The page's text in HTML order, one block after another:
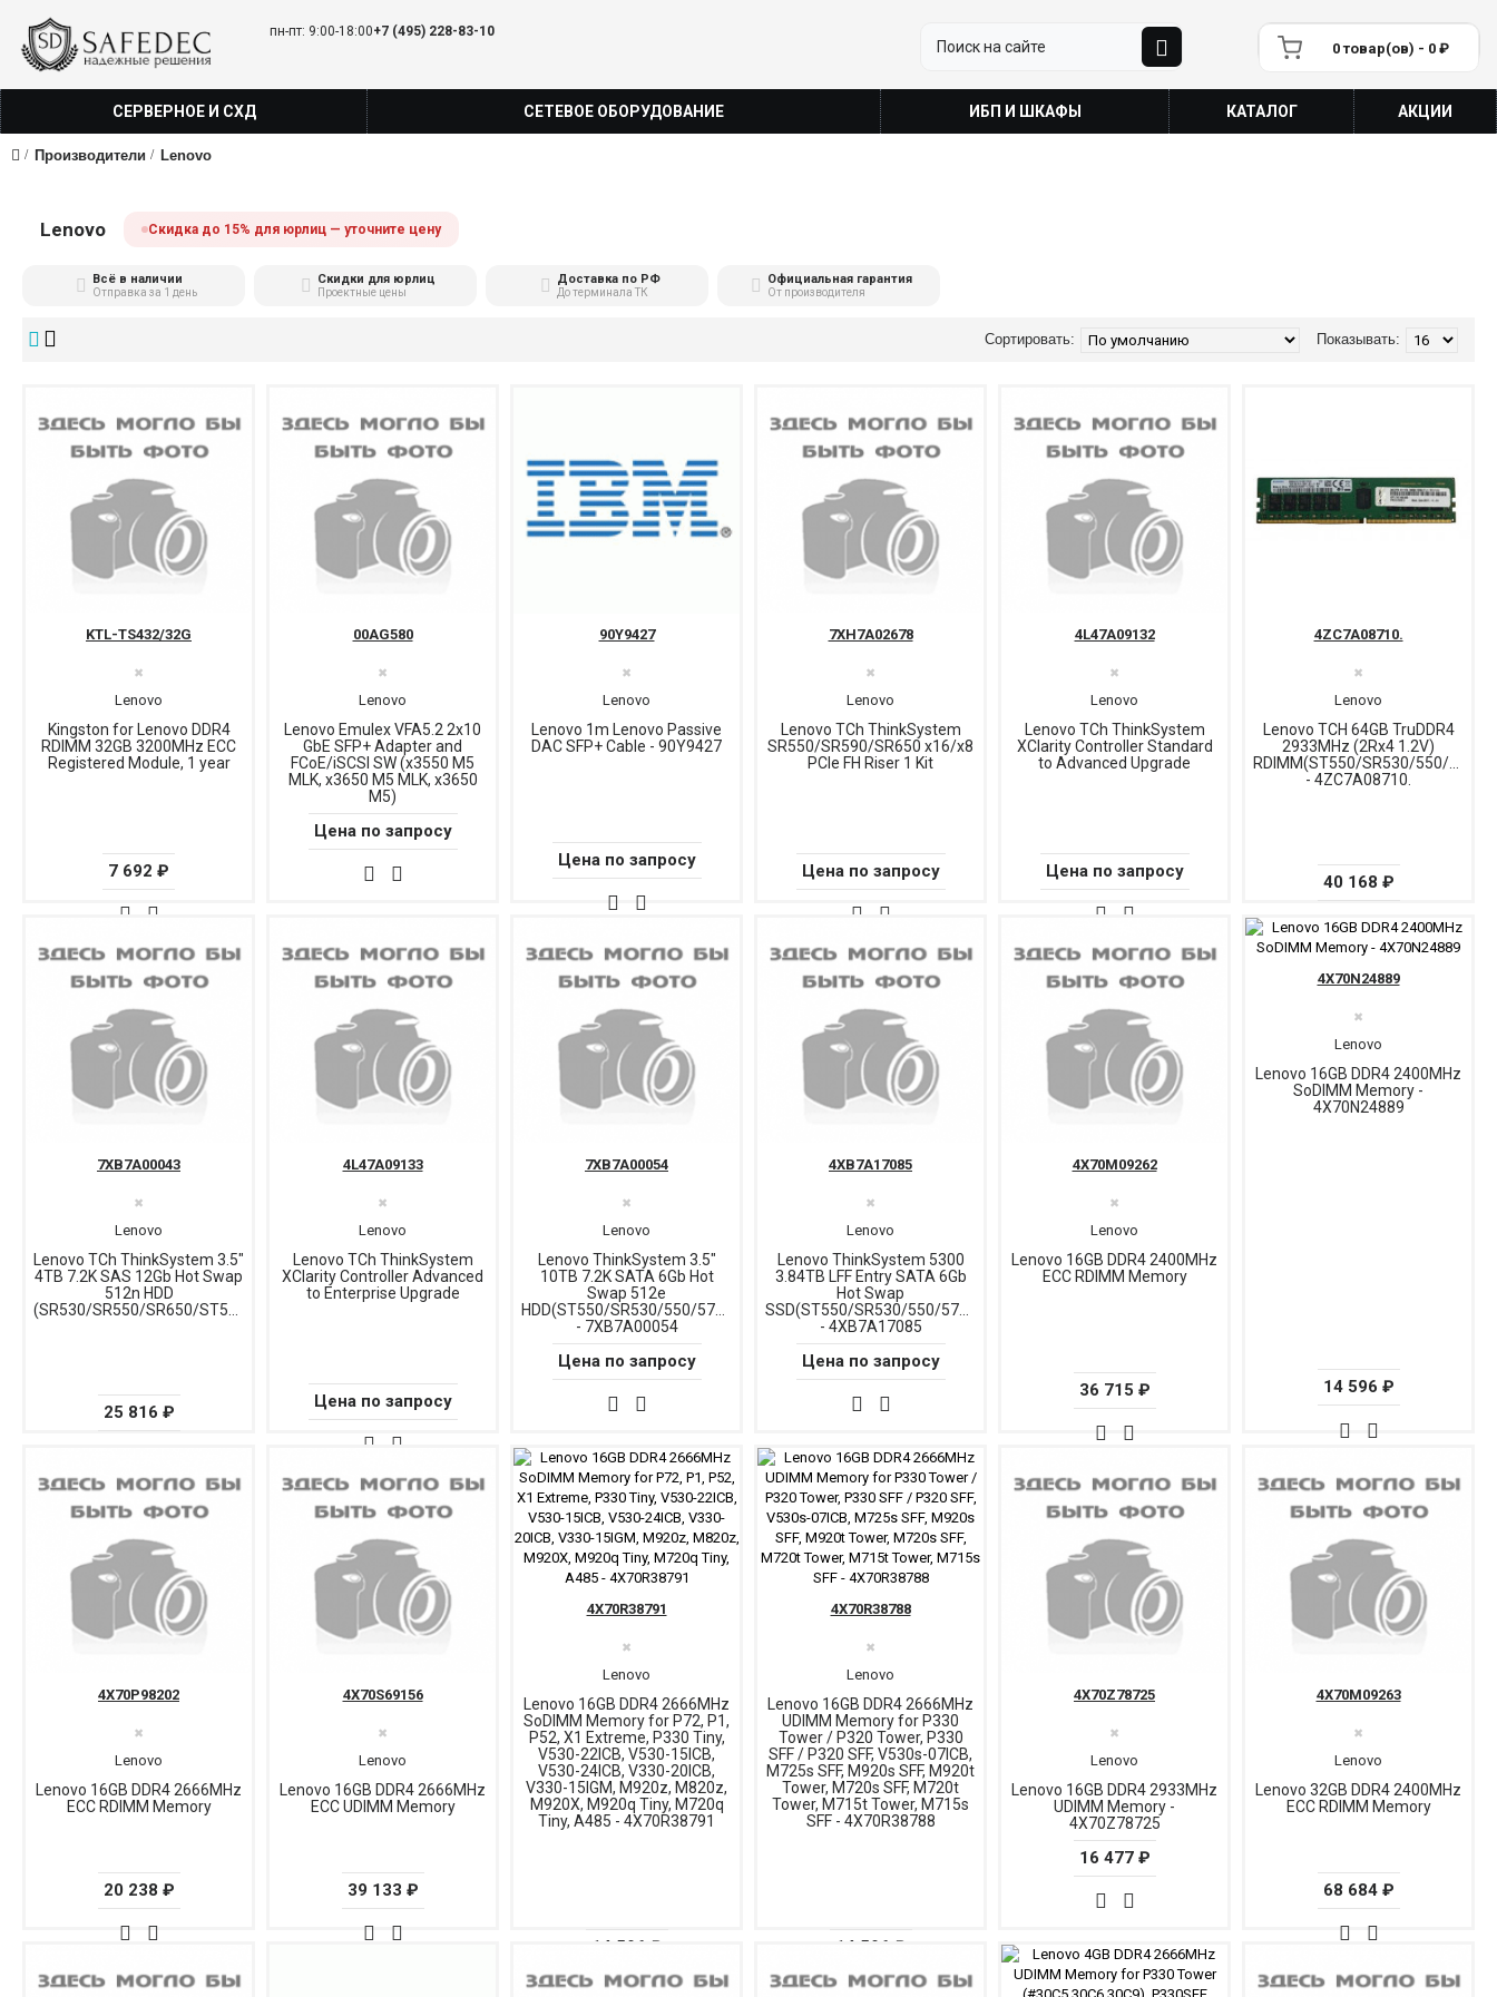
пн-пт: 9:00-18:00+7 (495) 228-83-10
0 товар(ов) - 0 ₽
СЕРВЕРНОЕ И СХД СЕТЕВОЕ ОБОРУДОВАНИЕ ИБП И ШКАФЫ КАТАЛОГ АКЦИИ
Производители Lenovo
Lenovo Скидка до 15% для юрлиц — уточните цену
Всё в наличии
Отправка за 1 день
Скидки для юрлиц
Проектные цены
Доставка по РФ
До терминала ТК
Официальная гарантия
От производителя
Показывать:
Сортировать:
Kingston for Lenovo DDR4
RDIMM 32GB 3200MHz ECC
Registered Module, 1 year
Lenovo
✖
KTL-TS432/32G
7 692 ₽
Lenovo Emulex VFA5.2 2x10
GbE SFP+ Adapter and
FCoE/iSCSI SW (x3550 M5
MLK, x3650 M5 MLK, x3650
M5)
Lenovo
✖
00AG580
Цена по запросу
Lenovo 1m Lenovo Passive
DAC SFP+ Cable - 90Y9427
Lenovo
✖
90Y9427
Цена по запросу
Lenovo TCh ThinkSystem
SR550/SR590/SR650 x16/x8
PCIe FH Riser 1 Kit
Lenovo
✖
7XH7A02678
Цена по запросу
Lenovo TCh ThinkSystem
XClarity Controller Standard
to Advanced Upgrade
Lenovo
✖
4L47A09132
Цена по запросу
Lenovo TCH 64GB TruDDR4
2933MHz (2Rx4 1.2V)
RDIMM(ST550/SR530/550/590/
- 4ZC7A08710.
Lenovo
✖
4ZC7A08710.
40 168 ₽
Lenovo TCh ThinkSystem 3.5"
4TB 7.2K SAS 12Gb Hot Swap
512n HDD
Lenovo
✖
7XB7A00043
25 816 ₽
Lenovo TCh ThinkSystem
XClarity Controller Advanced
to Enterprise Upgrade
Lenovo
✖
4L47A09133
Цена по запросу
Lenovo ThinkSystem 3.5"
10TB 7.2K SATA 6Gb Hot
Swap 512e
HDD(ST550/SR530/550/570/590/630/650/SR635/655)
- 7XB7A00054
Lenovo
✖
7XB7A00054
Цена по запросу
Lenovo ThinkSystem 5300
3.84TB LFF Entry SATA 6Gb
Hot Swap
SSD(ST550/SR530/550/570/590/630/650/850/850P/860/950/SN550/850/SD530)
- 4XB7A17085
Lenovo
✖
4XB7A17085
Цена по запросу
Lenovo 16GB DDR4 2400MHz
ECC RDIMM Memory
Lenovo
✖
4X70M09262
36 715 ₽
Lenovo 16GB DDR4 2400MHz
SoDIMM Memory -
4X70N24889
Lenovo
✖
4X70N24889
14 596 ₽
Lenovo 16GB DDR4 2666MHz
ECC RDIMM Memory
Lenovo
✖
4X70P98202
20 238 ₽
Lenovo 16GB DDR4 2666MHz
ECC UDIMM Memory
Lenovo
✖
4X70S69156
39 133 ₽
Lenovo 16GB DDR4 2666MHz
SoDIMM Memory for P72, P1,
P52, X1 Extreme, P330 Tiny,
V530-22ICB, V530-15ICB,
V530-24ICB, V330-20ICB,
V330-15IGM, M920z, M820z,
M920X, M920q Tiny, M720q
Tiny, A485 - 4X70R38791
Lenovo
✖
4X70R38791
14 596 ₽
Lenovo 16GB DDR4 2666MHz
UDIMM Memory for P330
Tower / P320 Tower, P330
SFF / P320 SFF, V530s-07ICB,
M725s SFF, M920s SFF, M920t
Tower, M720s SFF, M720t
Tower, M715t Tower, M715s
SFF - 4X70R38788
Lenovo
✖
4X70R38788
14 596 ₽
Lenovo 16GB DDR4 2933MHz
UDIMM Memory -
4X70Z78725
Lenovo
✖
4X70Z78725
16 477 ₽
Lenovo 32GB DDR4 2400MHz
ECC RDIMM Memory
Lenovo
✖
4X70M09263
68 684 ₽